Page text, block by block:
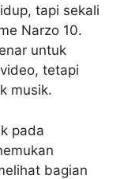
tapi sekali
Narzo 10.
untuk
tetapi
musik.
pada
bagian